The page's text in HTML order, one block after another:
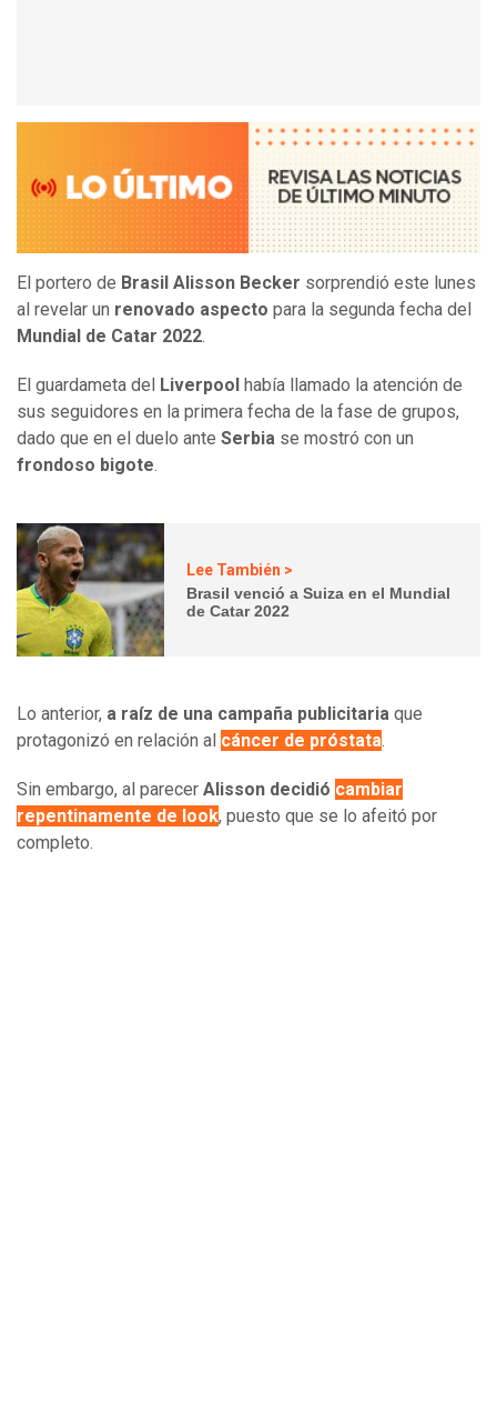
El portero de Brasil Alisson Becker sorprendió este lunes
al revelar un renovado aspecto para la segunda fecha del
Mundial de Catar 2022.
El guardameta del Liverpool había llamado la atención de
sus seguidores en la primera fecha de la fase de grupos,
dado que en el duelo ante Serbia se mostró con un
frondoso bigote.
Lee También >
Brasil venció a Suiza en el Mundial
de Catar 2022
Lo anterior, a raíz de una campaña publicitaria que
protagonizó en relación al cáncer de próstata.
Sin embargo, al parecer Alisson decidió cambiar
repentinamente de look, puesto que se lo afeitó por
completo.